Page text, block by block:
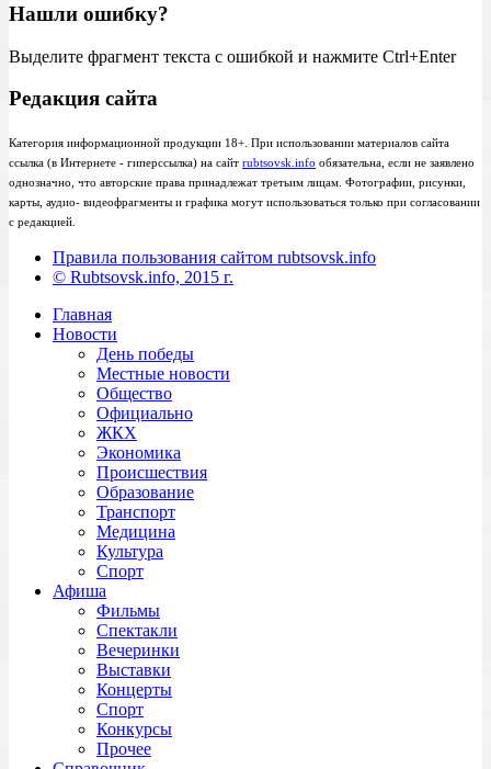
Нашли ошибку?
Выделите фрагмент текста с ошибкой и нажмите Ctrl+Enter
Редакция сайта
Категория информационной продукции 18+. При использовании материалов сайта
ссылка (в Интернете - гиперссылка) на сайт rubtsovsk.info обязательна, если не заявлено
однозначно, что авторские права принадлежат третьим лицам. Фотографии, рисунки,
карты, аудио- видеофрагменты и графика могут использоваться только при согласовании
с редакцией.
Правила пользования сайтом rubtsovsk.info
© Rubtsovsk.info, 2015 г.
Главная
Новости
День победы
Местные новости
Общество
Официально
ЖКХ
Экономика
Происшествия
Образование
Транспорт
Медицина
Культура
Спорт
Афиша
Фильмы
Спектакли
Вечеринки
Выставки
Концерты
Спорт
Конкурсы
Прочее